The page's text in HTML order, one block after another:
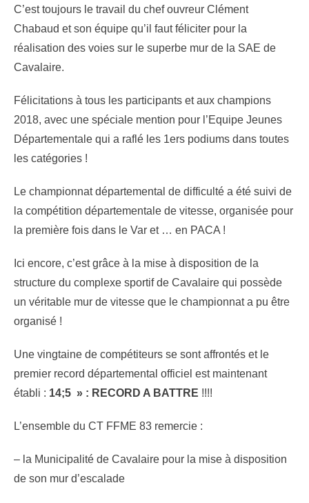
C’est toujours le travail du chef ouvreur Clément
Chabaud et son équipe qu’il faut féliciter pour la
réalisation des voies sur le superbe mur de la SAE de
Cavalaire.
Félicitations à tous les participants et aux champions
2018, avec une spéciale mention pour l’Equipe Jeunes
Départementale qui a raflé les 1ers podiums dans toutes
les catégories !
Le championnat départemental de difficulté a été suivi de
la compétition départementale de vitesse, organisée pour
la première fois dans le Var et … en PACA !
Ici encore, c’est grâce à la mise à disposition de la
structure du complexe sportif de Cavalaire qui possède
un véritable mur de vitesse que le championnat a pu être
organisé !
Une vingtaine de compétiteurs se sont affrontés et le
premier record départemental officiel est maintenant
établi : 14;5 » : RECORD A BATTRE !!!!
L’ensemble du CT FFME 83 remercie :
– la Municipalité de Cavalaire pour la mise à disposition
de son mur d’escalade